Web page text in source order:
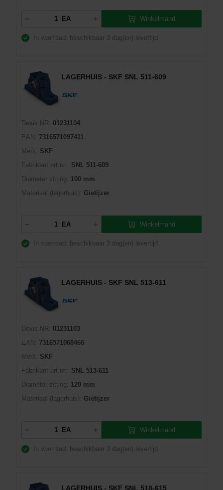
EA Winkelmand
In voorraad: beschikbaar 3 dag(en) levertijd
LAGERHUIS - SKF SNL 511-609
Dexis NR:
01231104
EAN:
7316571097411
Merk:
SKF
Fabrikant art.nr::
SNL 511-609
Diameter zitting:
100 mm
Materiaal (lagerhuis):
Gietijzer
EA Winkelmand
In voorraad: beschikbaar 3 dag(en) levertijd
LAGERHUIS - SKF SNL 513-611
Dexis NR:
01231103
EAN:
7316571068466
Merk:
SKF
Fabrikant art.nr::
SNL 513-611
Diameter zitting:
120 mm
Materiaal (lagerhuis):
Gietijzer
EA Winkelmand
In voorraad: beschikbaar 3 dag(en) levertijd
LAGERHUIS - SKF SNL 518-615